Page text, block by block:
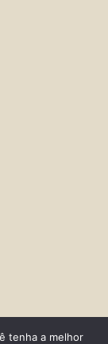
tenha a melhor